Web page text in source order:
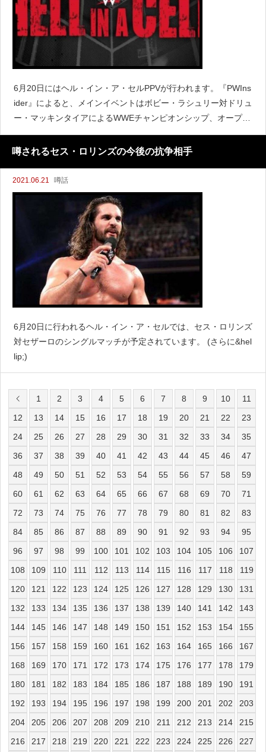
6月20日にはヘル・イン・ア・セルPPVが行われます。『PWIns
ider』によると、メインイベントはボビー・ラシュリー対ドリュ
ー・マッキンタイアによるWWEチャンピオンシップ、オープニ
ングマッチはビアンカ・ブレア対ベイリーのSmack Down女子
チャンピオンシップが務めることになるようで
噂されるセス・ロリンズの今後の抗争相手
2021.06.21 噂話
6月20日に行われるヘル・イン・ア・セルでは、セス・ロリンズ
対セザーロのシングルマッチが予定されています。 (さらに&hel
lip;)
1 2 3 4 5 6 7 8 9 10
11
12
13 14 15 16 17 18 19 20 21 22
23
24
25 26 27 28 29 30 31 32 33 34
35
36
37 38 39 40 41 42 43 44 45 46
47
48
49 50 51 52 53 54 55 56 57 58
59
60
61 62 63 64 65 66 67 68 69 70
71
72
73 74 75 76 77 78 79 80 81 82
83
84
85 86 87 88 89 90 91 92 93 94
95
96
97 98 99 100 101 102 103 104 105 106
107
108
109 110 111 112 113 114 115 116 117 118
119
120
121 122 123 124 125 126 127 128 129 130
131
132
133 134 135 136 137 138 139 140 141 142
143
144
145 146 147 148 149 150 151 152 153 154
155
156
157 158 159 160 161 162 163 164 165 166
167
168
169 170 171 172 173 174 175 176 177 178
179
180
181 182 183 184 185 186 187 188 189 190
191
192
193 194 195 196 197 198 199 200 201 202
203
204
205 206 207 208 209 210 211 212 213 214
215
216
217 218 219 220 221 222 223 224 225 226
227